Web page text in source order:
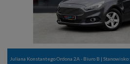
Juliana Konstantego Ordona 2A - Biuro B | Stanowisko: